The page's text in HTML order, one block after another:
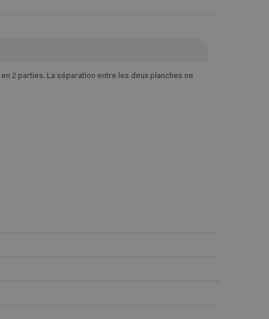
2 parties. La séparation entre les deux planches ne